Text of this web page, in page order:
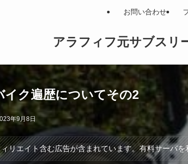
アラフィフ元サブスリ
お問い合わせ
イク遍歴についてその2
年9月8日
リエイト含む広告が含まれています。有料サーバ